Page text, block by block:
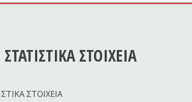
ΣΤΑΤΙΣΤΙΚΑ ΣΤΟΙΧΕΙΑ
ΣΤΟΙΧΕΙΑ